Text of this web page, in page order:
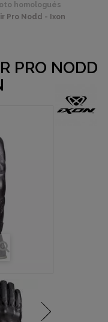
homologués
Pro Nodd - Ixon
PRO NODD